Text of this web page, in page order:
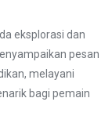
eksplorasi dan
pesan
melayani
bagi pemain